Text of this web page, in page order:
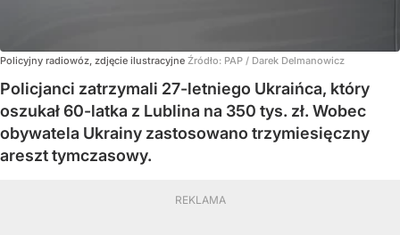
Policyjny radiowóz, zdjęcie ilustracyjne Źródło: PAP / Darek Delmanowicz
Policjanci zatrzymali 27-letniego Ukraińca, który
oszukał 60-latka z Lublina na 350 tys. zł. Wobec
obywatela Ukrainy zastosowano trzymiesięczny
areszt tymczasowy.